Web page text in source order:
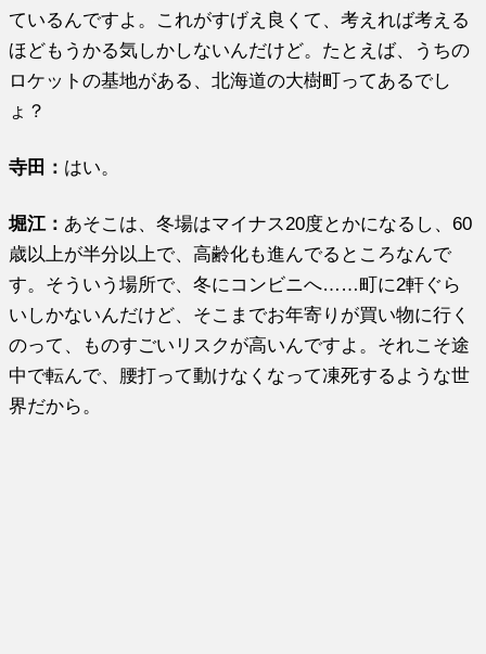
ているんですよ。これがすげえ良くて、考えれば考える
ほどもうかる気しかしないんだけど。たとえば、うちの
ロケットの基地がある、北海道の大樹町ってあるでし
ょ？
寺田： はい。
堀江 ： あそこは、冬場はマイナス20度とかになるし、60
歳以上が半分以上で、高齢化も進んでるところなんで
す。そういう場所で、冬にコンビニへ……町に2軒ぐら
いしかないんだけど、そこまでお年寄りが買い物に行く
のって、ものすごいリスクが高いんですよ。それこそ途
中で転んで、腰打って動けなくなって凍死するような世
界だから。